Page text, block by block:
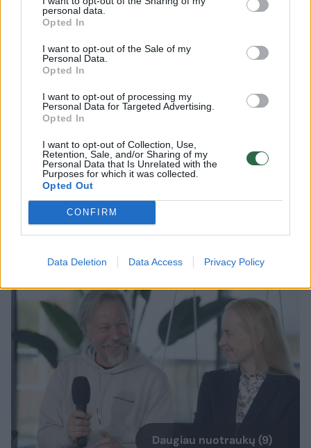
personal data.
Opted In
I want to opt-out of the Sale of my
Personal Data.
Opted In
I want to opt-out of processing my
Personal Data for Targeted Advertising.
Opted In
I want to opt-out of Collection, Use,
Retention, Sale, and/or Sharing of my
Personal Data that Is Unrelated with the
Purposes for which it was collected.
Opted Out
CONFIRM
Data Deletion Data Access Privacy Policy
Lietuva. Visa tai vyksta 1922 metų šv. Kalėdų
išvakarėse, Mažosios Lietuvos kaime.
„Visi laukia šventės, tad muzika daugiausia
šviesi, mažorinė, viltinga. Esu labai dėkinga
likimui, kad man jis skyrė rašyti muziką
būtent pirmam veiksmui. Juk būtent čia kyla
pasiryžimas kovoti. Daug nuorodų kūrybai
radau librete, tad čia išgirsite ir garsios
giesmės „Dieve arčiau tavęs“, Mažosios
Lietuvos liaudies dainų fragmentus, o visa tai
atlieps vieną iš operos temų – religiją.
Daugiau nuotraukų (9)